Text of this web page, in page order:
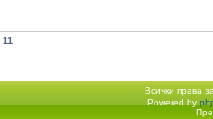
11
Всички права
Powered by